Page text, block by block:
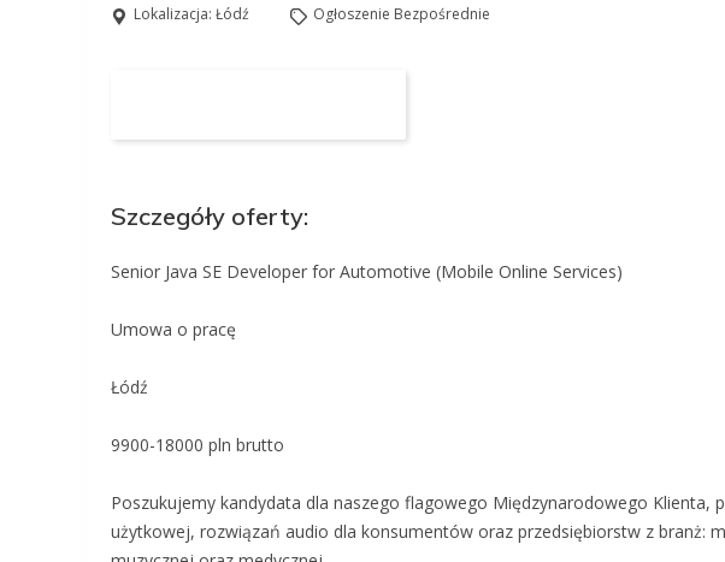
Lokalizacja: Łódź Ogłoszenie Bezpośrednie
Szczegóły oferty:
Senior Java SE Developer for Automotive (Mobile Online Services)
Umowa o pracę
Łódź
9900-18000 pln brutto
Poszukujemy kandydata dla naszego flagowego Międzynarodowego Klienta,
użytkowej, rozwiązań audio dla konsumentów oraz przedsiębiorstw z branż: